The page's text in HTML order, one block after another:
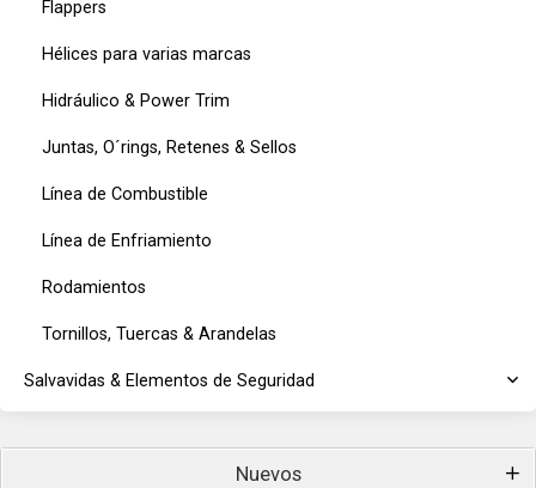
Flappers
Hélices para varias marcas
Hidráulico & Power Trim
Juntas, O´rings, Retenes & Sellos
Línea de Combustible
Línea de Enfriamiento
Rodamientos
Tornillos, Tuercas & Arandelas
Salvavidas & Elementos de Seguridad
Nuevos